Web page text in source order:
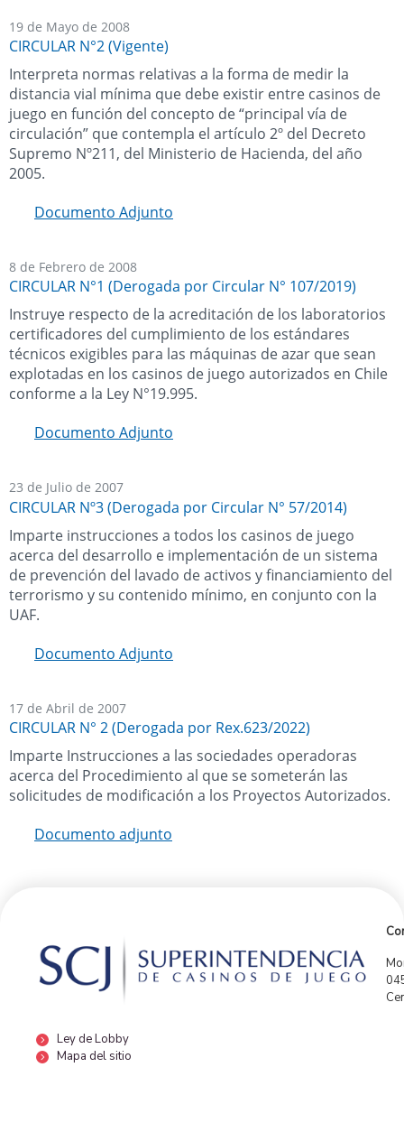
19 de Mayo de 2008
CIRCULAR N°2 (Vigente)
Interpreta normas relativas a la forma de medir la
distancia vial mínima que debe existir entre casinos de
juego en función del concepto de “principal vía de
circulación” que contempla el artículo 2º del Decreto
Supremo Nº211, del Ministerio de Hacienda, del año
2005.
Documento Adjunto
8 de Febrero de 2008
CIRCULAR N°1 (Derogada por Circular N° 107/2019)
Instruye respecto de la acreditación de los laboratorios
certificadores del cumplimiento de los estándares
técnicos exigibles para las máquinas de azar que sean
explotadas en los casinos de juego autorizados en Chile
conforme a la Ley N°19.995.
Documento Adjunto
23 de Julio de 2007
CIRCULAR Nº3 (Derogada por Circular N° 57/2014)
Imparte instrucciones a todos los casinos de juego
acerca del desarrollo e implementación de un sistema
de prevención del lavado de activos y financiamiento del
terrorismo y su contenido mínimo, en conjunto con la
UAF.
Documento Adjunto
17 de Abril de 2007
CIRCULAR N° 2 (Derogada por Rex.623/2022)
Imparte Instrucciones a las sociedades operadoras
acerca del Procedimiento al que se someterán las
solicitudes de modificación a los Proyectos Autorizados.
Documento adjunto
Ley de Lobby
Mapa del sitio